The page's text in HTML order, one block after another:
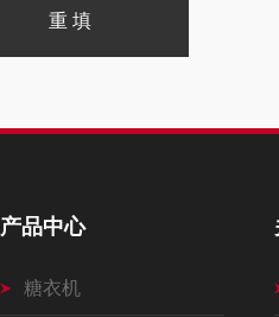
产品中心
糖衣机